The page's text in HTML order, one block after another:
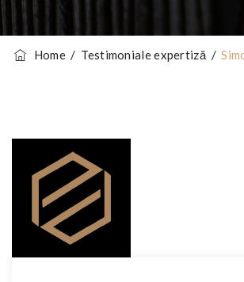
Home/ Testimoniale expertiză/